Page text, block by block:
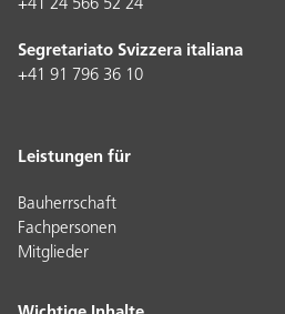
+41 24 566 52 24
Segretariato Svizzera italiana
+41 91 796 36 10
Leistungen für
Bauherrschaft
Fachpersonen
Mitglieder